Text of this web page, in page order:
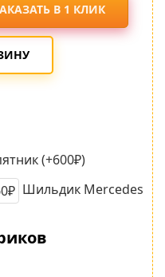
В 1 КЛИК
(+600₽)
Шильдик Mercedes